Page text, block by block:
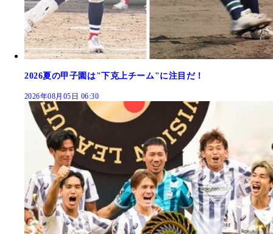
2026夏の甲子園は"下克上チーム"に注目だ！
2026年08月05日 06:30